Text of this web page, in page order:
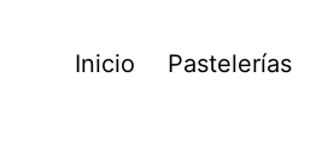
Inicio Pastelerías